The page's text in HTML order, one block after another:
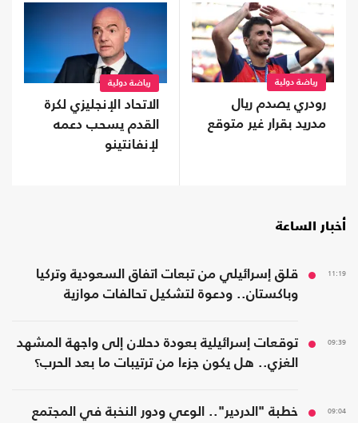
رياضة دولية
رودري يصدم ريال
مدريد بقرار غير متوقع
رياضة دولية
الاتحاد الإنجليزي لكرة
القدم يسحب دعمه
لإنفانتينو
أخبار الساعة
11:19
قلق إسرائيلي من تبعات اتفاق السعودية وتركيا
وباكستان.. ودعوة لتشكيل تحالفات موازية
09:39
توقعات إسرائيلية بعودة دحلان إلى واجهة المشهد
الغزي.. هل يكون جزءا من ترتيبات ما بعد الحرب؟
09:04
خطبة "الدردير".. الوعي ودور النخبة في المجتمع